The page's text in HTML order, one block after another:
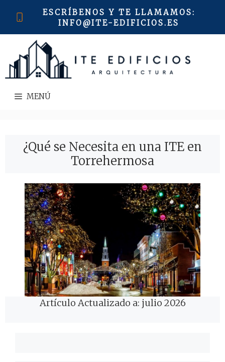
ESCRÍBENOS Y TE LLAMAMOS:
INFO@ITE-EDIFICIOS.ES
MENÚ
¿Qué se Necesita en una ITE en
Torrehermosa
Artículo Actualizado a: julio 2026